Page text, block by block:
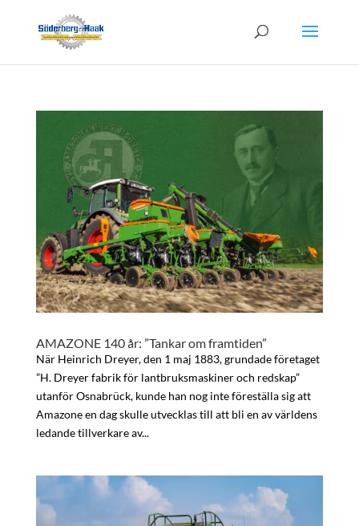
AMAZONE 140 år: ”Tankar om framtiden”
När Heinrich Dreyer, den 1 maj 1883, grundade företaget
”H. Dreyer fabrik för lantbruksmaskiner och redskap”
utanför Osnabrück, kunde han nog inte föreställa sig att
Amazone en dag skulle utvecklas till att bli en av världens
ledande tillverkare av...